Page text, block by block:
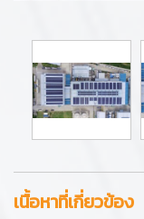
เนื้อหาที่เกี่ยวข้อง